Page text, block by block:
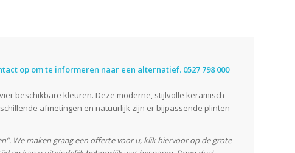
op om te informeren naar een alternatief. 0527 798 000
beschikbare kleuren. Deze moderne, stijlvolle keramisch
afmetingen en natuurlijk zijn er bijpassende plinten
We maken graag een offerte voor u, klik hiervoor op de grote